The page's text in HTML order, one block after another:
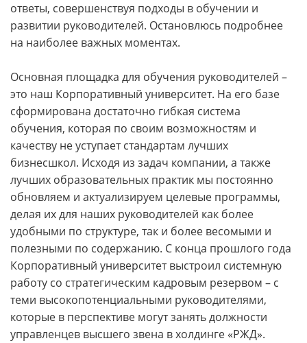
ответы, совершенствуя подходы в обучении и
развитии руководителей. Остановлюсь подробнее
на наиболее важных моментах.
Основная площадка для обучения руководителей –
это наш Корпоративный университет. На его базе
сформирована достаточно гибкая система
обучения, которая по своим возможностям и
качеству не уступает стандартам лучших
бизнесшкол. Исходя из задач компании, а также
лучших образовательных практик мы постоянно
обновляем и актуализируем целевые программы,
делая их для наших руководителей как более
удобными по структуре, так и более весомыми и
полезными по содержанию. С конца прошлого года
Корпоративный университет выстроил системную
работу со стратегическим кадровым резервом – с
теми высокопотенциальными руководителями,
которые в перспективе могут занять должности
управленцев высшего звена в холдинге «РЖД».